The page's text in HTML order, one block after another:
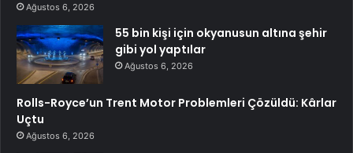
Ağustos 6, 2026
55 bin kişi için okyanusun altına şehir
gibi yol yaptılar
Ağustos 6, 2026
Rolls-Royce’un Trent Motor Problemleri Çözüldü: Kârlar
Uçtu
Ağustos 6, 2026